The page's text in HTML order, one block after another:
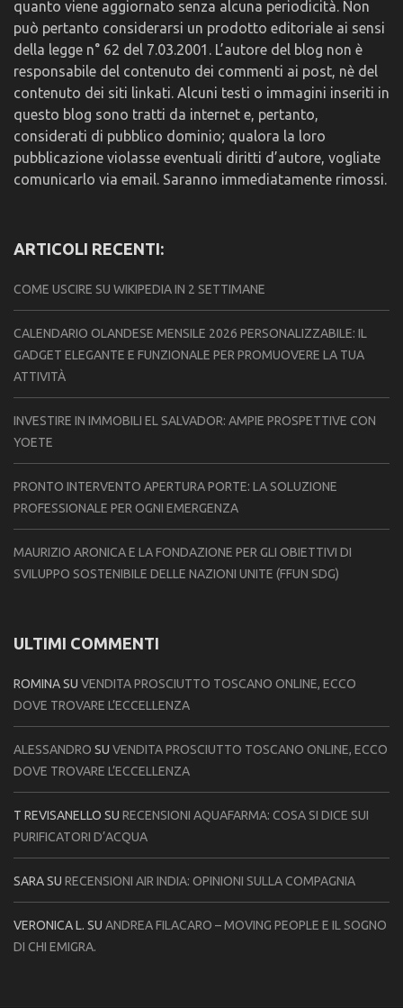
quanto viene aggiornato senza alcuna periodicità. Non
può pertanto considerarsi un prodotto editoriale ai sensi
della legge n° 62 del 7.03.2001. L’autore del blog non è
responsabile del contenuto dei commenti ai post, nè del
contenuto dei siti linkati. Alcuni testi o immagini inseriti in
questo blog sono tratti da internet e, pertanto,
considerati di pubblico dominio; qualora la loro
pubblicazione violasse eventuali diritti d’autore, vogliate
comunicarlo via email. Saranno immediatamente rimossi.
ARTICOLI RECENTI:
COME USCIRE SU WIKIPEDIA IN 2 SETTIMANE
CALENDARIO OLANDESE MENSILE 2026 PERSONALIZZABILE: IL
GADGET ELEGANTE E FUNZIONALE PER PROMUOVERE LA TUA
ATTIVITÀ
INVESTIRE IN IMMOBILI EL SALVADOR: AMPIE PROSPETTIVE CON
YOETE
PRONTO INTERVENTO APERTURA PORTE: LA SOLUZIONE
PROFESSIONALE PER OGNI EMERGENZA
MAURIZIO ARONICA E LA FONDAZIONE PER GLI OBIETTIVI DI
SVILUPPO SOSTENIBILE DELLE NAZIONI UNITE (FFUN SDG)
ULTIMI COMMENTI
ROMINASU VENDITA PROSCIUTTO TOSCANO ONLINE, ECCO
DOVE TROVARE L’ECCELLENZA
ALESSANDRO SU VENDITA PROSCIUTTO TOSCANO ONLINE, ECCO
DOVE TROVARE L’ECCELLENZA
T REVISANELLO SU RECENSIONI AQUAFARMA: COSA SI DICE SUI
PURIFICATORI D’ACQUA
SARASU RECENSIONI AIR INDIA: OPINIONI SULLA COMPAGNIA
VERONICA L. SU ANDREA FILACARO – MOVING PEOPLE E IL SOGNO
DI CHI EMIGRA.